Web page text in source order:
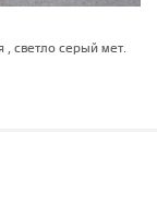
светло серый мет.